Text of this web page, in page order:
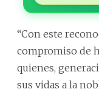
“Con este
compromiso de
quienes,
sus vidas a la